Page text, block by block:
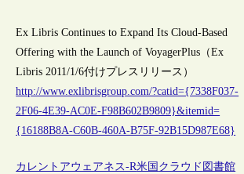
Ex Libris Continues to Expand Its Cloud-Based
Offering with the Launch of VoyagerPlus（Ex
Libris 2011/1/6付けプレスリリース）
http://www.exlibrisgroup.com/?catid={7338F037-
2F06-4E39-AC0E-F98B602B9809}&itemid=
{16188B8A-C60B-460A-B75F-92B15D987E68}
カレントアウェアネス-R米国 クラウド 図書館